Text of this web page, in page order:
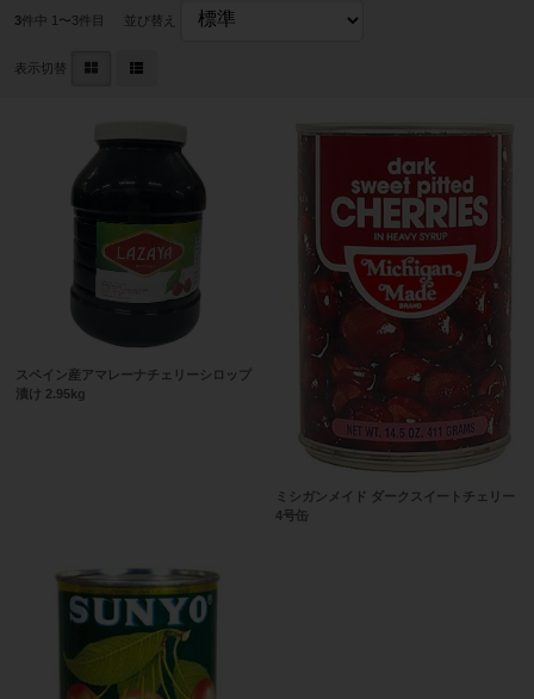
3件中 1〜3件目 並び替え
表示切替
スペイン産アマレーナチェリーシロップ
漬け 2.95kg
ミシガンメイド ダークスイートチェリー
4号缶